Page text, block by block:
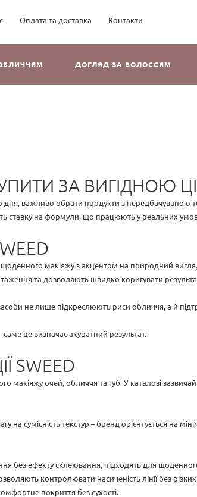
Оплата та доставка Контакти
ДОГЛЯД ЗА ВОЛОССЯМ
ЗА ВИГІДНОЮ
важливо обрати продукти з передбачуваною
ставку на формули, що працюють у реальних
макіяжу з акцентом на природний
та дозволяють швидко коригувати
не лише підкреслюють риси обличчя, а й
саме це визначає акуратний результат.
SWEED
макіяжу очей, обличчя та губ. У каталозі
на сумісність текстур – бренд орієнтується на
без ефекту склеювання, підходять для
контролювати насиченість лінії без
покриття без сухості.